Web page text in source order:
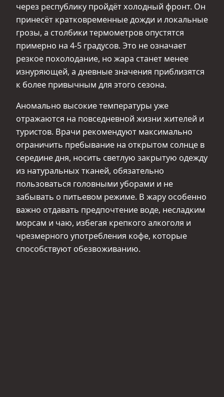
через республику пройдёт холодный фронт. Он
принесёт кратковременные дожди и локальные
грозы, а столбики термометров опустятся
примерно на 4-5 градусов. Это не означает
резкое похолодание, но жара станет менее
изнуряющей, а дневные значения приблизятся
к более привычным для этого сезона.
Аномально высокие температуры уже
отражаются на повседневной жизни жителей и
туристов. Врачи рекомендуют максимально
ограничить пребывание на открытом солнце в
середине дня, носить светлую закрытую одежду
из натуральных тканей, обязательно
пользоваться головными уборами и не
забывать о питьевом режиме. В жару особенно
важно отдавать предпочтение воде, несладким
морсам и чаю, избегая крепкого алкоголя и
чрезмерного употребления кофе, которые
способствуют обезвоживанию.